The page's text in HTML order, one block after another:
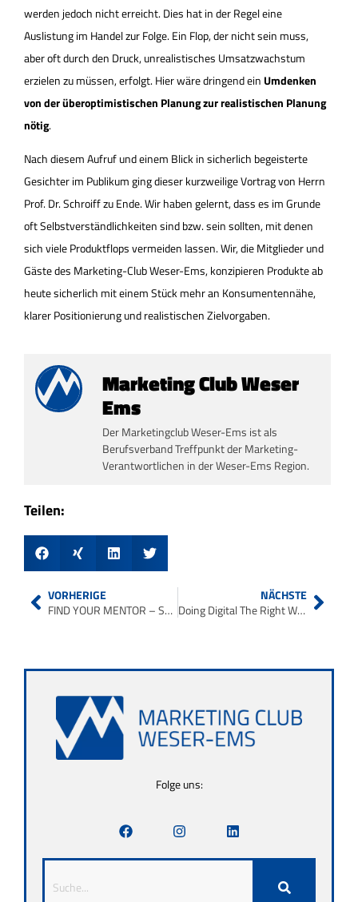
werden jedoch nicht erreicht. Dies hat in der Regel eine
Auslistung im Handel zur Folge. Ein Flop, der nicht sein muss,
aber oft durch den Druck, unrealistisches Umsatzwachstum
erzielen zu müssen, erfolgt. Hier wäre dringend ein Umdenken
von der überoptimistischen Planung zur realistischen Planung
nötig.
Nach diesem Aufruf und einem Blick in sicherlich begeisterte
Gesichter im Publikum ging dieser kurzweilige Vortrag von Herrn
Prof. Dr. Schroiff zu Ende. Wir haben gelernt, dass es im Grunde
oft Selbstverständlichkeiten sind bzw. sein sollten, mit denen
sich viele Produktflops vermeiden lassen. Wir, die Mitglieder und
Gäste des Marketing-Club Weser-Ems, konzipieren Produkte ab
heute sicherlich mit einem Stück mehr an Konsumentennähe,
klarer Positionierung und realistischen Zielvorgaben.
Marketing Club Weser
Ems
Der Marketingclub Weser-Ems ist als
Berufsverband Treffpunkt der Marketing-
Verantwortlichen in der Weser-Ems Region.
Teilen:
VORHERIGE
FIND YOUR MENTOR – SPEEDDATING FOR STARTUPS
NÄCHSTE
Doing Digital The Right Way
Folge uns: